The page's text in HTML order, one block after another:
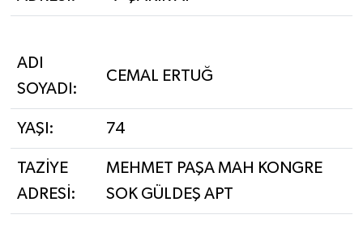
ADI
SOYADI:
CEMAL ERTUĞ
YAŞI: 74
TAZİYE
ADRESİ:
MEHMET PAŞA MAH KONGRE
SOK GÜLDEŞ APT